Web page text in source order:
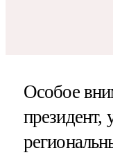
Особое
президент,